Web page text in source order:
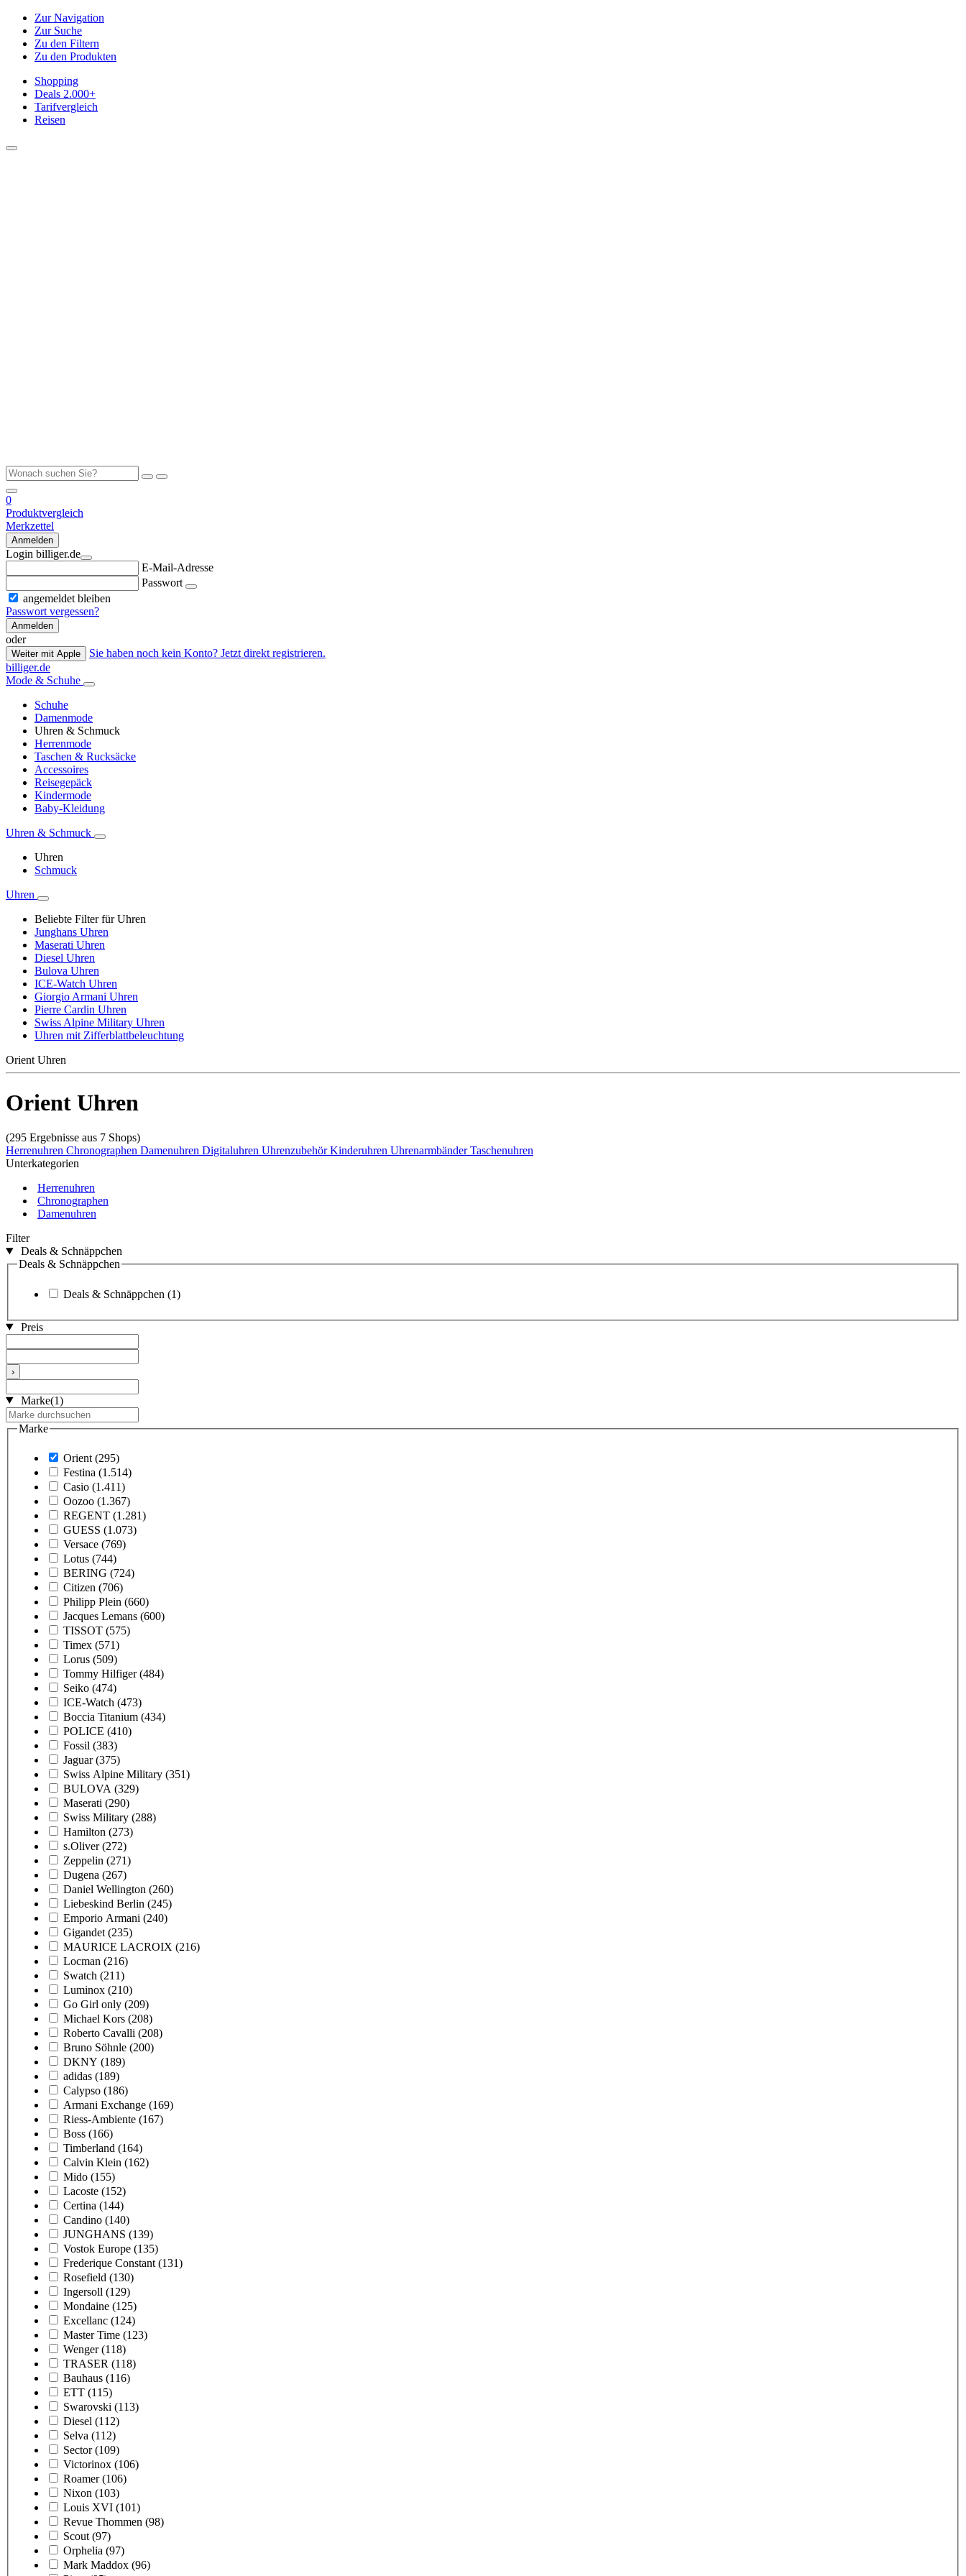
Zur Navigation
Zur Suche
Zu den Filtern
Zu den Produkten
Shopping
Deals 2.000+
Tarifvergleich
Reisen
0
Produktvergleich
Merkzettel
Anmelden
Login billiger.de
E-Mail-Adresse
Passwort
angemeldet bleiben
Passwort vergessen?
Anmelden
oder
Weiter mit Apple
Sie haben noch kein Konto? Jetzt direkt registrieren.
billiger.de
Mode & Schuhe
Schuhe
Damenmode
Uhren & Schmuck
Herrenmode
Taschen & Rucksäcke
Accessoires
Reisegepäck
Kindermode
Baby-Kleidung
Uhren & Schmuck
Uhren
Schmuck
Uhren
Beliebte Filter für Uhren
Junghans Uhren
Maserati Uhren
Diesel Uhren
Bulova Uhren
ICE-Watch Uhren
Giorgio Armani Uhren
Pierre Cardin Uhren
Swiss Alpine Military Uhren
Uhren mit Zifferblattbeleuchtung
Orient Uhren
Orient Uhren
(295 Ergebnisse aus 7 Shops)
Herrenuhren Chronographen Damenuhren Digitaluhren UhrenzubehörKinderuhren UhrenarmbänderTaschenuhren
Unterkategorien
Herrenuhren
Chronographen
Damenuhren
Filter
Deals & Schnäppchen
Deals & Schnäppchen
Deals & Schnäppchen (1)
Preis
›
Marke(1)
Marke
Orient (295)
Festina (1.514)
Casio (1.411)
Oozoo (1.367)
REGENT (1.281)
GUESS (1.073)
Versace (769)
Lotus (744)
BERING (724)
Citizen (706)
Philipp Plein (660)
Jacques Lemans (600)
TISSOT (575)
Timex (571)
Lorus (509)
Tommy Hilfiger (484)
Seiko (474)
ICE-Watch (473)
Boccia Titanium (434)
POLICE (410)
Fossil (383)
Jaguar (375)
Swiss Alpine Military (351)
BULOVA (329)
Maserati (290)
Swiss Military (288)
Hamilton (273)
s.Oliver (272)
Zeppelin (271)
Dugena (267)
Daniel Wellington (260)
Liebeskind Berlin (245)
Emporio Armani (240)
Gigandet (235)
MAURICE LACROIX (216)
Locman (216)
Swatch (211)
Luminox (210)
Go Girl only (209)
Michael Kors (208)
Roberto Cavalli (208)
Bruno Söhnle (200)
DKNY (189)
adidas (189)
Calypso (186)
Armani Exchange (169)
Riess-Ambiente (167)
Boss (166)
Timberland (164)
Calvin Klein (162)
Mido (155)
Lacoste (152)
Certina (144)
Candino (140)
JUNGHANS (139)
Vostok Europe (135)
Frederique Constant (131)
Rosefield (130)
Ingersoll (129)
Mondaine (125)
Excellanc (124)
Master Time (123)
Wenger (118)
TRASER (118)
Bauhaus (116)
ETT (115)
Swarovski (113)
Diesel (112)
Selva (112)
Sector (109)
Victorinox (106)
Roamer (106)
Nixon (103)
Louis XVI (101)
Revue Thommen (98)
Scout (97)
Orphelia (97)
Mark Maddox (96)